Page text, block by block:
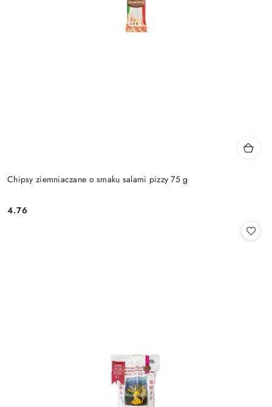
Chipsy ziemniaczane o smaku salami pizzy 75 g
Cena:
4.76